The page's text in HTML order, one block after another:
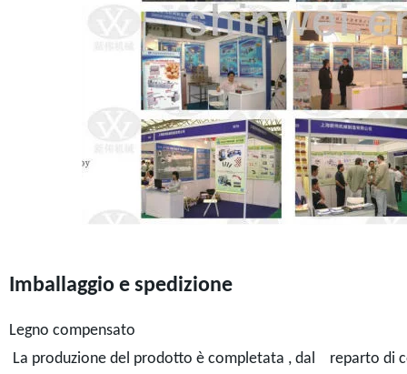
Imballaggio e spedizione
Legno compensato
La produzione del prodotto è completata , dal reparto